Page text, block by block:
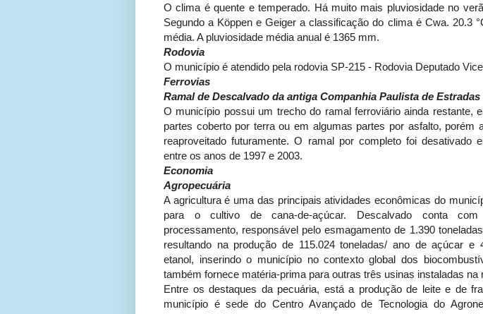
O clima é quente e temperado. Há muito mais pluviosidade no
Segundo a Köppen e Geiger a classificação do clima é Cwa. 20.3
média. A pluviosidade média anual é 1365 mm.
Rodovia
O município é atendido pela rodovia SP-215 - Rodovia Deputado
Ferrovias
Ramal de Descalvado da antiga Companhia Paulista de
O município possui um trecho do ramal ferroviário ainda restante,
partes coberto por terra ou em algumas partes por asfalto, porém
reaproveitado futuramente. O ramal por completo foi desativado
entre os anos de 1997 e 2003.
Economia
Agropecuária
A agricultura é uma das principais atividades econômicas do
para o cultivo de cana-de-açúcar. Descalvado conta
processamento, responsável pelo esmagamento de 1.390
resultando na produção de 115.024 toneladas/ ano de açúcar e
etanol, inserindo o município no contexto global dos
também fornece matéria-prima para outras três usinas instaladas na
Entre os destaques da pecuária, está a produção de leite e de
município é sede do Centro Avançado de Tecnologia do